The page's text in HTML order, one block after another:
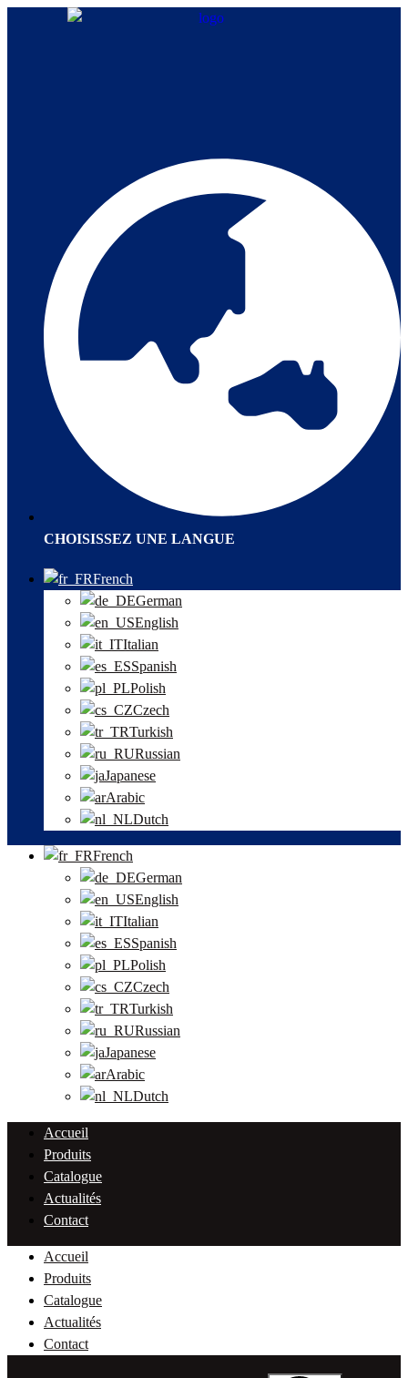
CHOISISSEZ UNE LANGUE
French
German
English
Italian
Spanish
Polish
Czech
Turkish
Russian
Japanese
Arabic
Dutch
French
German
English
Italian
Spanish
Polish
Czech
Turkish
Russian
Japanese
Arabic
Dutch
Accueil
Produits
Catalogue
Actualités
Contact
Accueil
Produits
Catalogue
Actualités
Contact